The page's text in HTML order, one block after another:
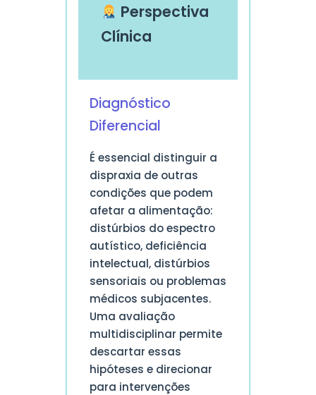
Perspectiva
Clínica
Diagnóstico
Diferencial
É essencial distinguir a
dispraxia de outras
condições que podem
afetar a alimentação:
distúrbios do espectro
autístico, deficiência
intelectual, distúrbios
sensoriais ou problemas
médicos subjacentes.
Uma avaliação
multidisciplinar permite
descartar essas
hipóteses e direcionar
para intervenções